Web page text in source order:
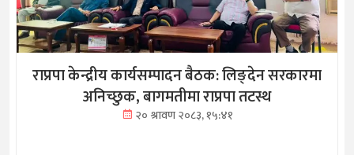
राप्रपा केन्द्रीय कार्यसम्पादन बैठक: लिङ्देन सरकारमा
अनिच्छुक, बागमतीमा राप्रपा तटस्थ
२० श्रावण २०८३, १५:४१